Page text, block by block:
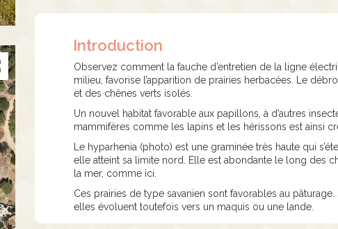
Introduction
Observez comment la fauche d’entretien de la ligne
milieu, favorise l’apparition de prairies herbacées. Le
et des chênes verts isolés.
Un nouvel habitat favorable aux papillons, à d’autres
mammifères comme les lapins et les hérissons est ainsi
Le hyparhenia (photo) est une graminée très haute qui
elle atteint sa limite nord. Elle est abondante le long des
la mer, comme ici.
Ces prairies de type savanien sont favorables au pâturage.
elles évoluent toutefois vers un maquis ou une lande.